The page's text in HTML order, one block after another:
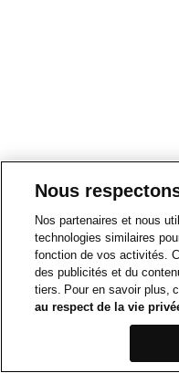
Nous
Nos partenaires et nous
technologies similaires
fonction de vos activités.
des publicités et du
tiers. Pour en savoir plus,
au respect de la vie